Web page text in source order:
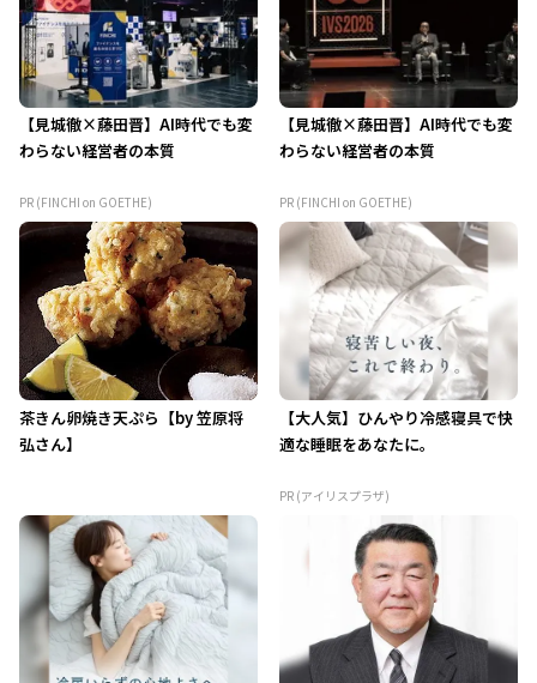
【見城徹×藤田晋】AI時代でも変
わらない経営者の本質
PR (FINCHI on GOETHE)
【見城徹×藤田晋】AI時代でも変
わらない経営者の本質
PR (FINCHI on GOETHE)
茶きん卵焼き天ぷら【by 笠原将
弘さん】
【大人気】ひんやり冷感寝具で快
適な睡眠をあなたに。
PR (アイリスプラザ)